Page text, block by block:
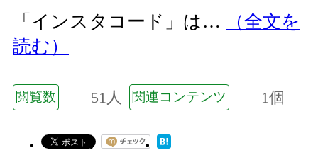
「インスタコード」は…
（全文を
読む）
閲覧数 51人 関連コンテンツ 1個